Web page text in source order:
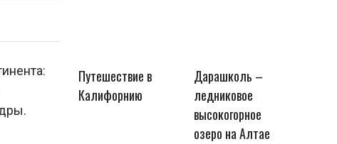
Путешествие в
Калифорнию
Дарашколь –
ледниковое
высокогорное
озеро на Алтае